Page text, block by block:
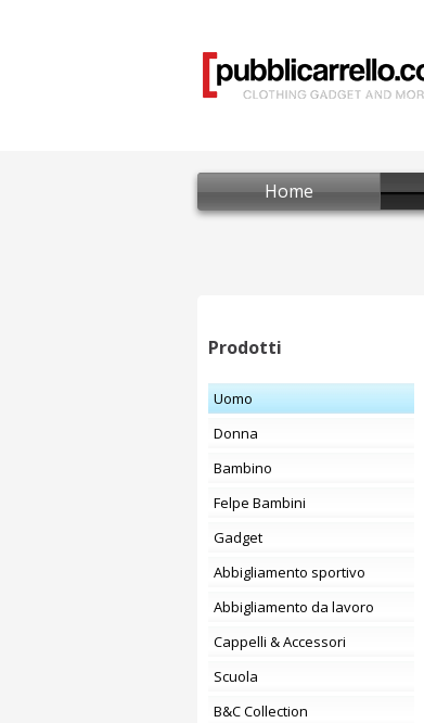
Home
Prodotti
Uomo
Donna
Bambino
Felpe Bambini
Gadget
Abbigliamento sportivo
Abbigliamento da lavoro
Cappelli & Accessori
Scuola
B&C Collection